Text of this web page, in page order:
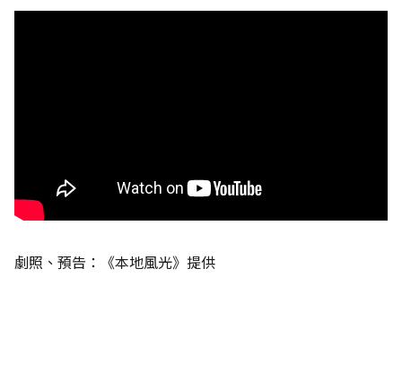
劇照、預告：《本地風光》提供